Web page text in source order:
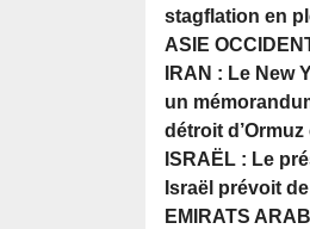
stagflation en
ASIE
IRAN : Le New
un
détroit
ISRAËL : Le
Israël prévoit
EMIRATS